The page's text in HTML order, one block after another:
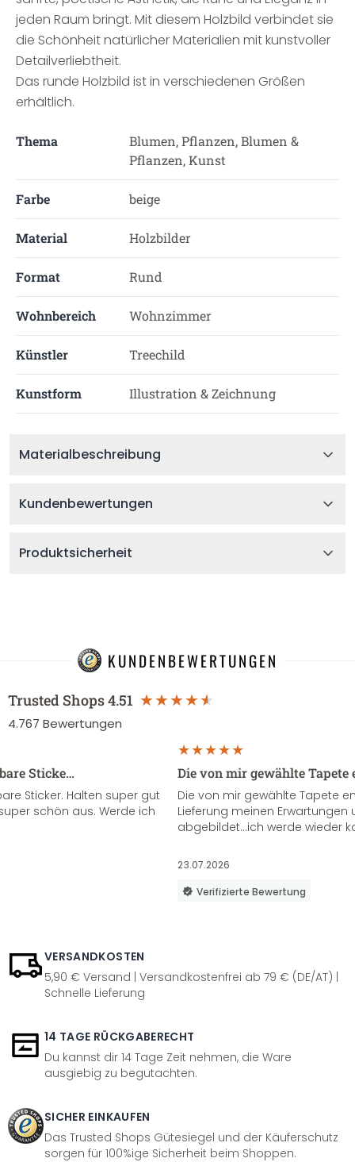
jeden Raum bringt. Mit diesem Holzbild verbindet sie
die Schönheit natürlicher Materialien mit kunstvoller
Detailverliebtheit.
Das runde Holzbild ist in verschiedenen Größen
erhältlich.
Thema
Blumen, Pflanzen, Blumen &
Pflanzen, Kunst
Farbe beige
Material Holzbilder
Format Rund
Wohnbereich Wohnzimmer
Künstler Treechild
Kunstform Illustration & Zeichnung
Materialbeschreibung
Kundenbewertungen
Produktsicherheit
KUNDENBEWERTUNGEN
Trusted Shops4.51
4.767 Bewertungen
Sticke…
Sticker. Halten super gut
schön aus. Werde ich
Die von mir gewählte
Die von mir gewählte Tapete
Lieferung meinen Erwartungen
abgebildet...ich werde wieder
23.07.2026
Verifizierte Bewertung
VERSANDKOSTEN
5,90 € Versand | Versandkostenfrei ab 79 € (DE/AT) |
Schnelle Lieferung
14 TAGE RÜCKGABERECHT
Du kannst dir 14 Tage Zeit nehmen, die Ware
ausgiebig zu begutachten.
SICHER EINKAUFEN
Das Trusted Shops Gütesiegel und der Käuferschutz
sorgen für 100%ige Sicherheit beim Shoppen.